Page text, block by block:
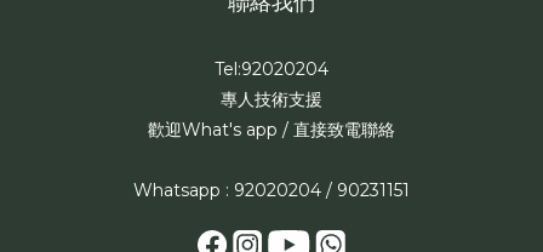
Tel:92020204
專人技術支援
歡迎What's app / 直接致電聯絡
Whatsapp : 92020204 / 90231151